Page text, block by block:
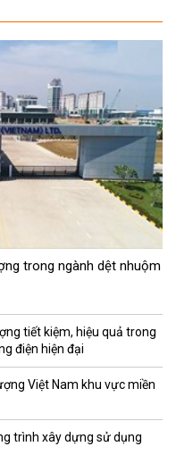
trong ngành dệt nhuộm
tiết kiệm, hiệu quả trong
điện hiện đại
Việt Nam khu vực miền
trình xây dựng sử dụng